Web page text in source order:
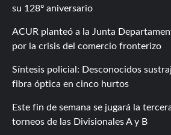
su 128º aniversario
ACUR planteó a la Junta
por la crisis del comercio fronterizo
Síntesis policial: Desconocidos
fibra óptica en cinco hurtos
Este fin de semana se jugará la
torneos de las Divisionales A y B